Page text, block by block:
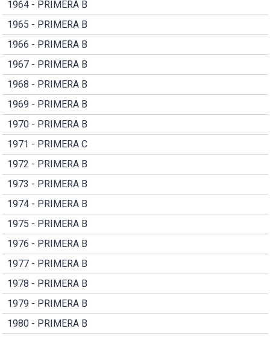
1964 - PRIMERA B
1965 - PRIMERA B
1966 - PRIMERA B
1967 - PRIMERA B
1968 - PRIMERA B
1969 - PRIMERA B
1970 - PRIMERA B
1971 - PRIMERA C
1972 - PRIMERA B
1973 - PRIMERA B
1974 - PRIMERA B
1975 - PRIMERA B
1976 - PRIMERA B
1977 - PRIMERA B
1978 - PRIMERA B
1979 - PRIMERA B
1980 - PRIMERA B